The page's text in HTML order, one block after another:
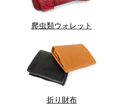
爬虫類ウォレット
折り財布